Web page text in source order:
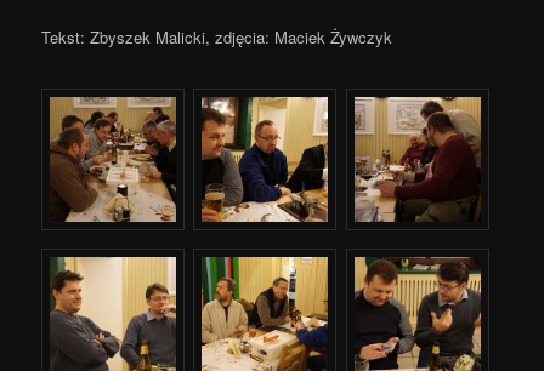
Tekst: Zbyszek Malicki, zdjęcia: Maciek Żywczyk